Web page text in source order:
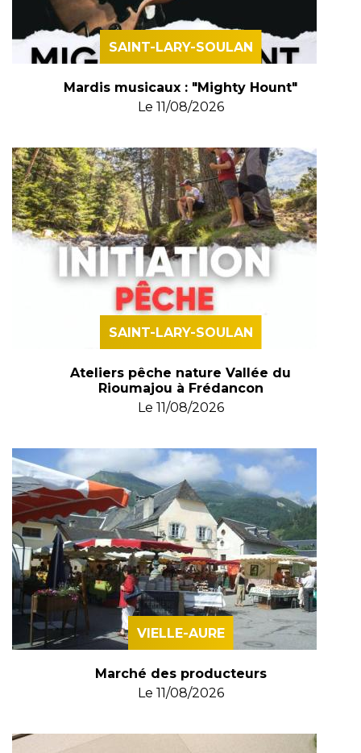
SAINT-LARY-SOULAN
Mardis musicaux : "Mighty Hount"
Le 11/08/2026
SAINT-LARY-SOULAN
Ateliers pêche nature Vallée du
Rioumajou à Frédancon
Le 11/08/2026
VIELLE-AURE
Marché des producteurs
Le 11/08/2026